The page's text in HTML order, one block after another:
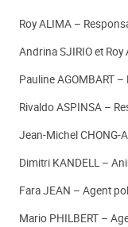
Roy ALIMA –
Andrina SJIRIO et
Pauline AGOMBART
Rivaldo ASPINSA –
Jean-Michel CHONG-
Dimitri KANDELL –
Fara JEAN – Agent
Mario PHILBERT –